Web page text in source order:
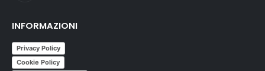
INFORMAZIONI
Privacy Policy
Cookie Policy